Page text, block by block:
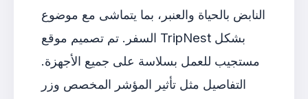
النابض بالحياة والعنبر، بما يتماشى مع موضوع
السفر. تم تصميم موقع TripNest بشكل
مستجيب للعمل بسلاسة على جميع الأجهزة.
التفاصيل مثل تأثير المؤشر المخصص وزر